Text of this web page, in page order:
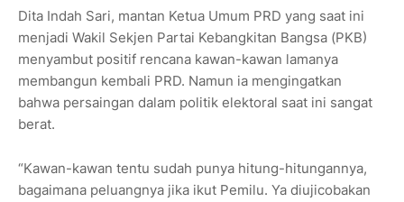
Dita Indah Sari, mantan Ketua Umum PRD yang saat ini
menjadi Wakil Sekjen Partai Kebangkitan Bangsa (PKB)
menyambut positif rencana kawan-kawan lamanya
membangun kembali PRD. Namun ia mengingatkan
bahwa persaingan dalam politik elektoral saat ini sangat
berat.
“Kawan-kawan tentu sudah punya hitung-hitungannya,
bagaimana peluangnya jika ikut Pemilu. Ya diujicobakan